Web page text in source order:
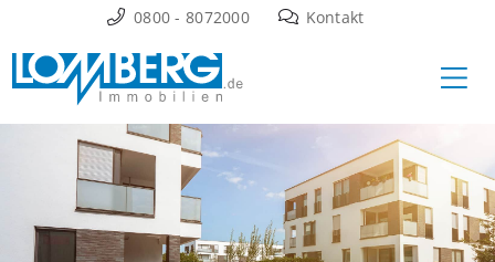
Inhalt
springen
0800 - 8072000 Kontakt